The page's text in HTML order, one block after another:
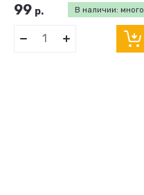
В наличии: много
99 р.